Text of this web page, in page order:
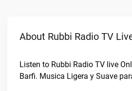
About Rubbi Radio TV
Listen to Rubbi Radio TV live
Barfi. Musica Ligera y Suave